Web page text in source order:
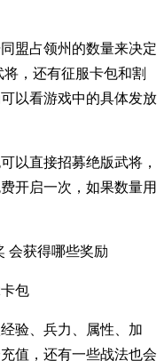
占领州的数量来决定
，还有征服卡包和割
以看游戏中的具体发放
直接招募绝版武将，
开启一次，如果数量用
包
验、兵力、属性、加
值，还有一些战法也会